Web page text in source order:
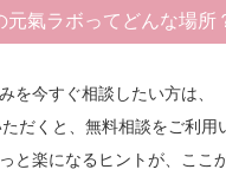
元氣ラボってどんな場所
を今すぐ相談したい方は、
だくと、無料相談をご利用
と楽になるヒントが、ここ